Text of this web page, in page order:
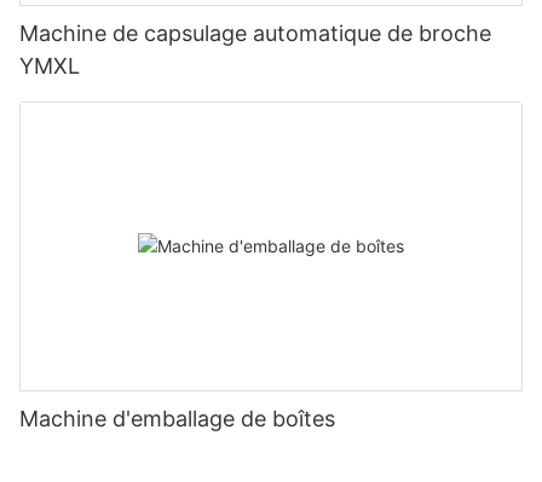
Machine de capsulage automatique de broche
YMXL
Machine d'emballage de boîtes